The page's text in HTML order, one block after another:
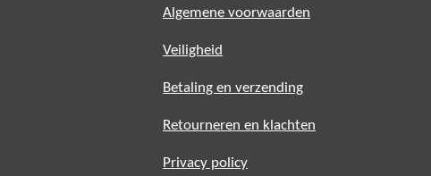
Algemene voorwaarden
Veiligheid
Betaling en verzending
Retourneren en klachten
Privacy policy